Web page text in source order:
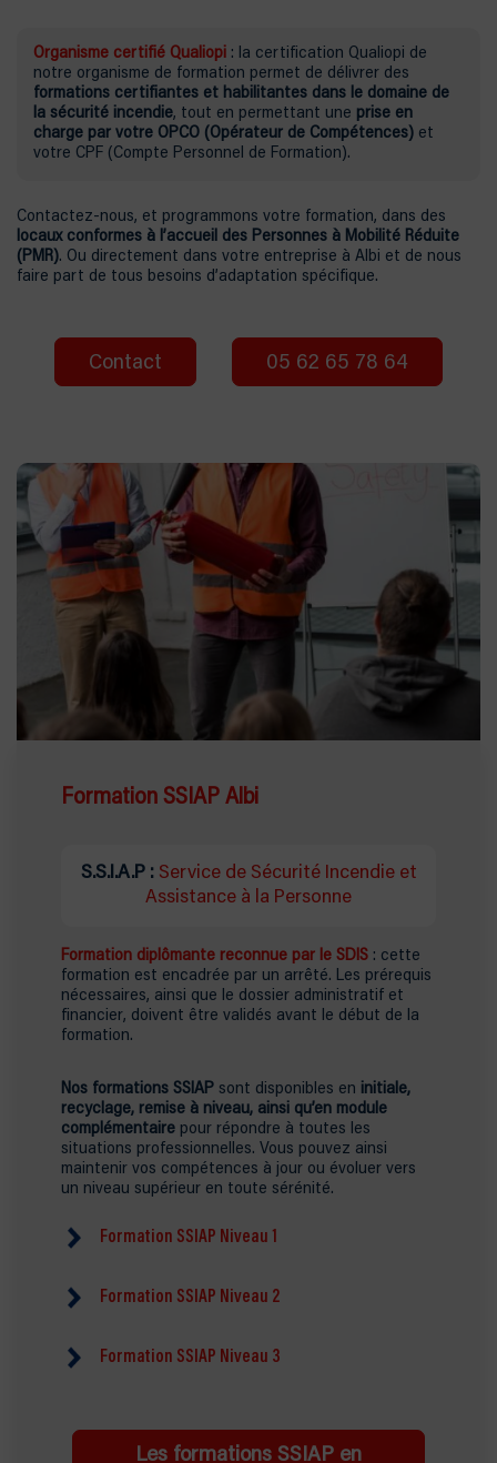
Organisme certifié Qualiopi : la certification Qualiopi de
notre organisme de formation permet de délivrer des
formations certifiantes et habilitantes dans le domaine de
la sécurité incendie, tout en permettant une prise en
charge par votre OPCO (Opérateur de Compétences) et
votre CPF (Compte Personnel de Formation).
Contactez-nous, et programmons votre formation, dans des
locaux conformes à l’accueil des Personnes à Mobilité Réduite
(PMR). Ou directement dans votre entreprise à Albi et de nous
faire part de tous besoins d’adaptation spécifique.
Contact 05 62 65 78 64
Formation SSIAP Albi
S.S.I.A.P : Service de Sécurité Incendie et
Assistance à la Personne
Formation diplômante reconnue par le SDIS : cette
formation est encadrée par un arrêté. Les prérequis
nécessaires, ainsi que le dossier administratif et
financier, doivent être validés avant le début de la
formation.
Nos formations SSIAP sont disponibles en initiale,
recyclage, remise à niveau, ainsi qu’en module
complémentaire pour répondre à toutes les
situations professionnelles. Vous pouvez ainsi
maintenir vos compétences à jour ou évoluer vers
un niveau supérieur en toute sérénité.
Formation SSIAP Niveau 1
immeubles de grande hauteur (IGH), établissements
Objectif :
En 67 heures soit 10 jours
Formation SSIAP Niveau 2
immeubles de grande hauteur (IGH) ou dans des
Objectif : Acquérir les connaissances nécessaires
pour encadrer et former une équipe de sécurité
Formation SSIAP Niveau 3
établissements recevant du public (ERP) en tant
que chef de service de sécurité incendie.
Les formations SSIAP en